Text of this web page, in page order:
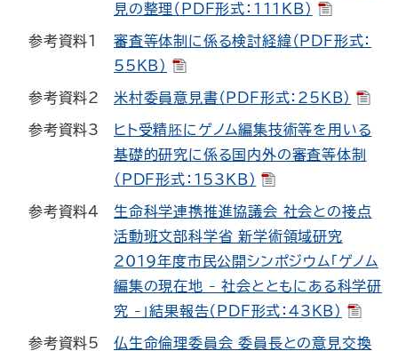
見の整理（PDF形式：111KB）
参考資料1
審査等体制に係る検討経緯（PDF形式：
55KB）
参考資料2 米村委員意見書（PDF形式：25KB）
参考資料3
ヒト受精胚にゲノム編集技術等を用いる
基礎的研究に係る国内外の審査等体制
（PDF形式：153KB）
参考資料4
生命科学連携推進協議会 社会との接点
活動班文部科学省 新学術領域研究
2019年度市民公開シンポジウム「ゲノム
編集の現在地 - 社会とともにある科学研
究 -」結果報告（PDF形式：43KB）
参考資料5
仏生命倫理委員会 委員長との意見交換